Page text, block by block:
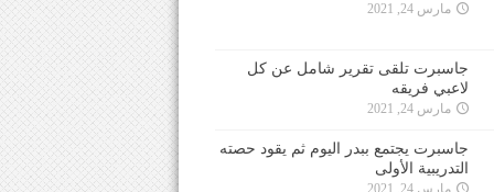
مارس 24, 2021
جاسبرت تلقى تقرير شامل عن كل
لاعبي فريقه
مارس 24, 2021
جاسبرت يجتمع ببدر اليوم ثم يقود حصته
التدريبية الأولى
مارس 24, 2021